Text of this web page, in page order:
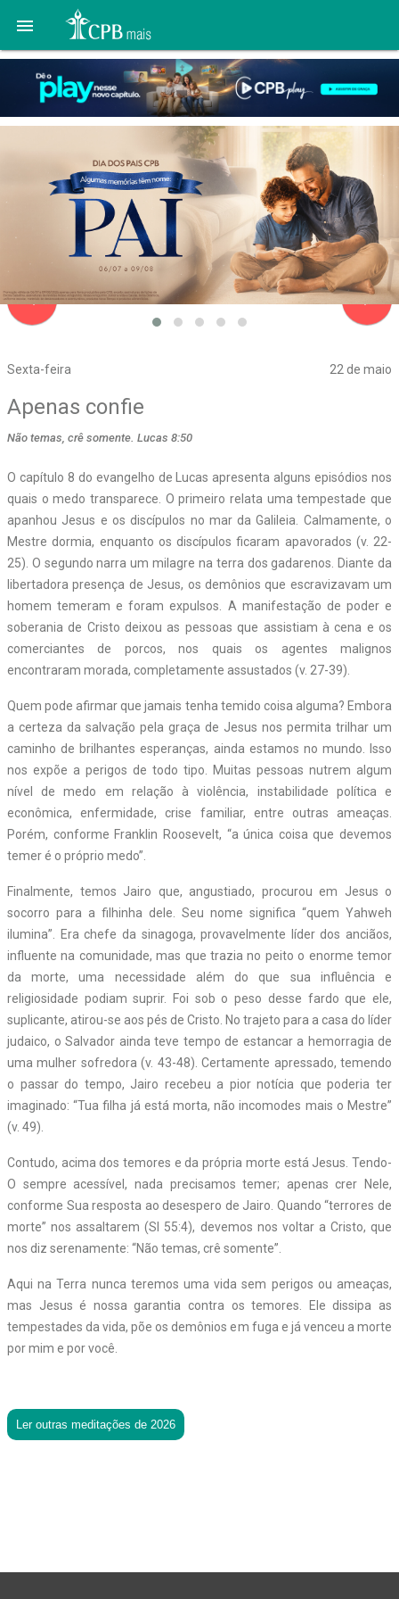

Sexta-feira 22 de maio
navigate_before
Apenas confie
Não temas, crê somente. Lucas 8:50
O capítulo 8 do evangelho de Lucas apresenta alguns episódios nos
quais o medo transparece. O primeiro relata uma tempestade que
apanhou Jesus e os discípulos no mar da Galileia. Calmamente, o
Mestre dormia, enquanto os discípulos ficaram apavorados (v. 22-
25). O segundo narra um milagre na terra dos gadarenos. Diante da
libertadora presença de Jesus, os demônios que escravizavam um
homem temeram e foram expulsos. A manifestação de poder e
soberania de Cristo deixou as pessoas que assistiam à cena e os
comerciantes de porcos, nos quais os agentes malignos
encontraram morada, completamente assustados (v. 27-39).
Quem pode afirmar que jamais tenha temido coisa alguma? Embora
a certeza da salvação pela graça de Jesus nos permita trilhar um
caminho de brilhantes esperanças, ainda estamos no mundo. Isso
nos expõe a perigos de todo tipo. Muitas pessoas nutrem algum
nível de medo em relação à violência, instabilidade política e
econômica, enfermidade, crise familiar, entre outras ameaças.
Porém, conforme Franklin Roosevelt, “a única coisa que devemos
temer é o próprio medo”.
Finalmente, temos Jairo que, angustiado, procurou em Jesus o
socorro para a filhinha dele. Seu nome significa “quem Yahweh
ilumina”. Era chefe da sinagoga, provavelmente líder dos anciãos,
influente na comunidade, mas que trazia no peito o enorme temor
da morte, uma necessidade além do que sua influência e
religiosidade podiam suprir. Foi sob o peso desse fardo que ele,
suplicante, atirou-se aos pés de Cristo. No trajeto para a casa do líder
judaico, o Salvador ainda teve tempo de estancar a hemorragia de
uma mulher sofredora (v. 43-48). Certamente apressado, temendo
o passar do tempo, Jairo recebeu a pior notícia que poderia ter
imaginado: “Tua filha já está morta, não incomodes mais o Mestre”
(v. 49).
Contudo, acima dos temores e da própria morte está Jesus. Tendo-
O sempre acessível, nada precisamos temer; apenas crer Nele,
conforme Sua resposta ao desespero de Jairo. Quando “terrores de
morte” nos assaltarem (Sl 55:4), devemos nos voltar a Cristo, que
nos diz serenamente: “Não temas, crê somente”.
Aqui na Terra nunca teremos uma vida sem perigos ou ameaças,
mas Jesus é nossa garantia contra os temores. Ele dissipa as
tempestades da vida, põe os demônios em fuga e já venceu a morte
por mim e por você.
Ler outras meditações de 2026
navigate_next